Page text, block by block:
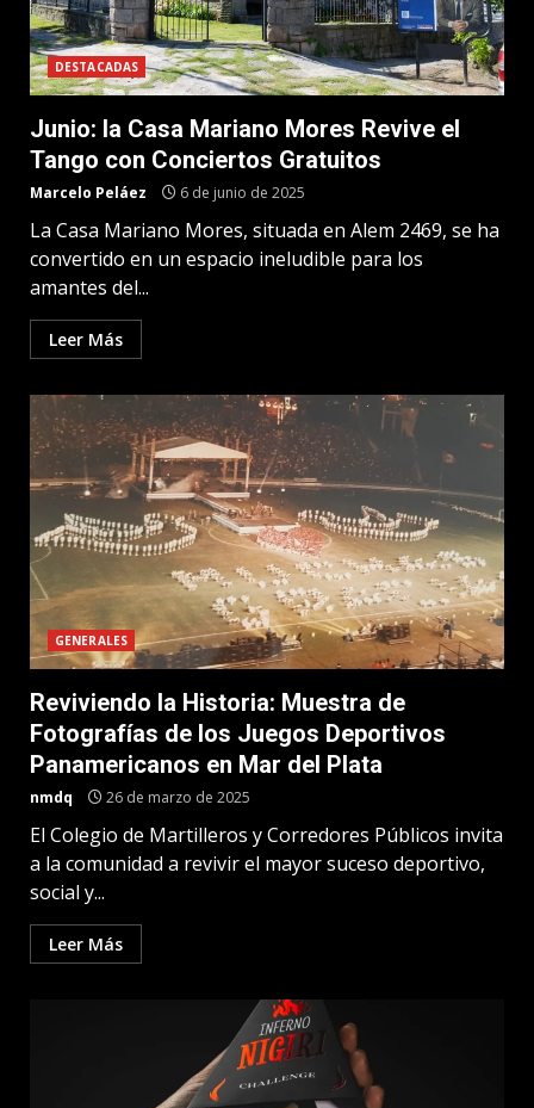
DESTACADAS
Junio: la Casa Mariano Mores Revive el
Tango con Conciertos Gratuitos
Marcelo Peláez 6 de junio de 2025
La Casa Mariano Mores, situada en Alem 2469, se ha
convertido en un espacio ineludible para los
amantes del...
Leer Más
GENERALES
Reviviendo la Historia: Muestra de
Fotografías de los Juegos Deportivos
Panamericanos en Mar del Plata
nmdq 26 de marzo de 2025
El Colegio de Martilleros y Corredores Públicos invita
a la comunidad a revivir el mayor suceso deportivo,
social y...
Leer Más